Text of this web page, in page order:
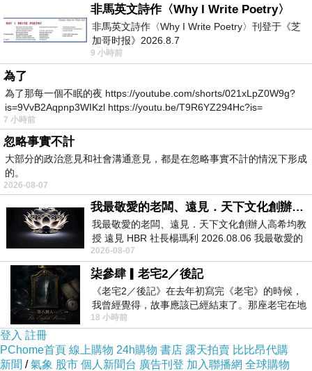
看到臺灣銀行外面大概有近百人在排隊準備換新
鈔
有沒有更經濟的方法
不要浪費大家這麼多的時間呢？
非馬英文詩作〈Why I Write Poetry〉
非馬英文詩作〈Why I Write Poetry〉刊登于《芝
加哥时报》2026.8.7
9 小時前
為了
為了那每一個不眠的夜 https://youtube.com/shorts/021xLpZ0W9g?
is=9VvB2Aqpnp3WIKzl https://youtu.be/T9R6YZ294Hc?is=
7 小時前
忽略事實不計
大部分的政治意見和社會溝通意見，都是在忽略事實不計的情況下形成
的。
2026-08-07
我最敬愛的老闆、遠見．天下文化創辦人高希均教授
我最敬愛的老闆、遠見．天下文化創辦人高希均教
授 遠見 HBR 社長楊瑪利 2026.08.06 我最敬愛的
老闆、遠見．天下文化創辦人高希均教
2026-08-07
柒參肆▎老宅2／後記
《老宅2／後記》在去年初寫完《老宅》的時候，
我曾經覺得，故事應該已經結束了。那座老宅在地
震中倒塌，七個人終於離開那片黑暗，
18 小時前
登入 註冊
PChome首頁 線上購物 24h購物 書店 露天拍賣 比比昂代購
新聞 /氣象 股市 個人新聞台 廣告刊登 加入聯播網 全球購物